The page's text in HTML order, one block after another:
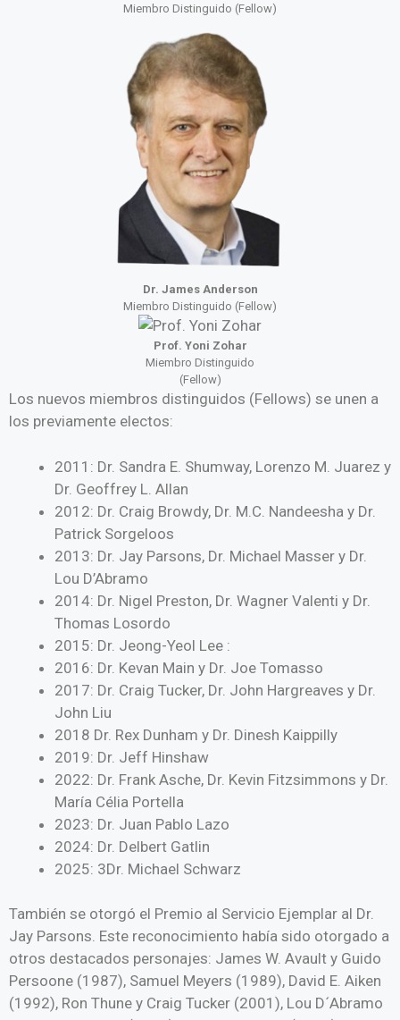
Miembro Distinguido (Fellow)
Dr. James Anderson
Miembro Distinguido (Fellow)
Prof. Yoni Zohar
Miembro Distinguido
(Fellow)
Los nuevos miembros distinguidos (Fellows) se unen a
los previamente electos:
2011: Dr. Sandra E. Shumway, Lorenzo M. Juarez y
Dr. Geoffrey L. Allan
2012: Dr. Craig Browdy, Dr. M.C. Nandeesha y Dr.
Patrick Sorgeloos
2013: Dr. Jay Parsons, Dr. Michael Masser y Dr.
Lou D’Abramo
2014: Dr. Nigel Preston, Dr. Wagner Valenti y Dr.
Thomas Losordo
2015: Dr. Jeong-Yeol Lee :
2016: Dr. Kevan Main y Dr. Joe Tomasso
2017: Dr. Craig Tucker, Dr. John Hargreaves y Dr.
John Liu
2018 Dr. Rex Dunham y Dr. Dinesh Kaippilly
2019: Dr. Jeff Hinshaw
2022: Dr. Frank Asche, Dr. Kevin Fitzsimmons y Dr.
María Célia Portella
2023: Dr. Juan Pablo Lazo
2024: Dr. Delbert Gatlin
2025: 3Dr. Michael Schwarz
También se otorgó el Premio al Servicio Ejemplar al Dr.
Jay Parsons. Este reconocimiento había sido otorgado a
otros destacados personajes: James W. Avault y Guido
Persoone (1987), Samuel Meyers (1989), David E. Aiken
(1992), Ron Thune y Craig Tucker (2001), Lou D´Abramo